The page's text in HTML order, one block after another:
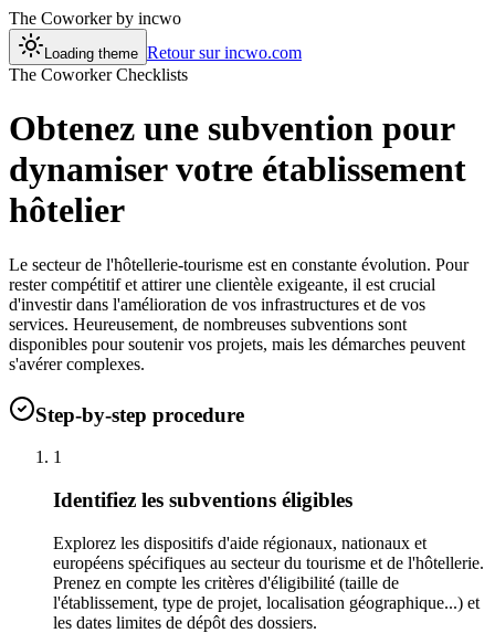
The Coworkerby incwo
Loading theme Retour sur incwo.com
The Coworker Checklists
Obtenez une subvention pour
dynamiser votre établissement
hôtelier
Le secteur de l'hôtellerie-tourisme est en constante évolution. Pour
rester compétitif et attirer une clientèle exigeante, il est crucial
d'investir dans l'amélioration de vos infrastructures et de vos
services. Heureusement, de nombreuses subventions sont
disponibles pour soutenir vos projets, mais les démarches peuvent
s'avérer complexes.
Step-by-step procedure
1
Identifiez les subventions éligibles
Explorez les dispositifs d'aide régionaux, nationaux et
européens spécifiques au secteur du tourisme et de l'hôtellerie.
Prenez en compte les critères d'éligibilité (taille de
l'établissement, type de projet, localisation géographique...) et
les dates limites de dépôt des dossiers.